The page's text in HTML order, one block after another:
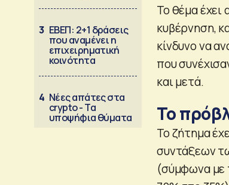
3 ΕΒΕΠ: 2+1 δράσεις
που αναμένει η
επιχειρηματική
κοινότητα
4 Νέες απάτες στα
crypto - Τα
υποψήφια θύματα
Το θέμα έχει
κυβέρνηση,
κίνδυνο να
που
και μετά.
Το
Το ζήτημα
συντάξεων
(σύμφωνα με